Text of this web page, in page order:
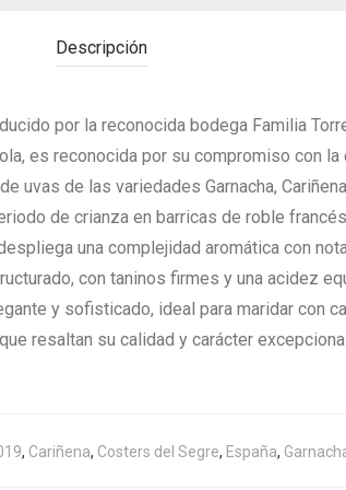
Descripción
por la reconocida bodega Familia
es reconocida por su compromiso con
de las variedades Garnacha,
de crianza en barricas de roble
una complejidad aromática con
con taninos firmes y una acidez
y sofisticado, ideal para maridar con
resaltan su calidad y carácter
, Cariñena, Costers del Segre, España,